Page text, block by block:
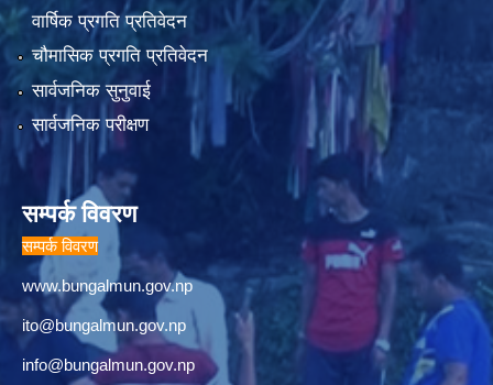
वार्षिक प्रगति प्रतिवेदन
चौमासिक प्रगति प्रतिवेदन
सार्वजनिक सुनुवाई
सार्वजनिक परीक्षण
सम्पर्क विवरण
सम्पर्क विवरण
www.bungalmun.gov.np
ito@bungalmun.gov.np
info@bungalmun.gov.np